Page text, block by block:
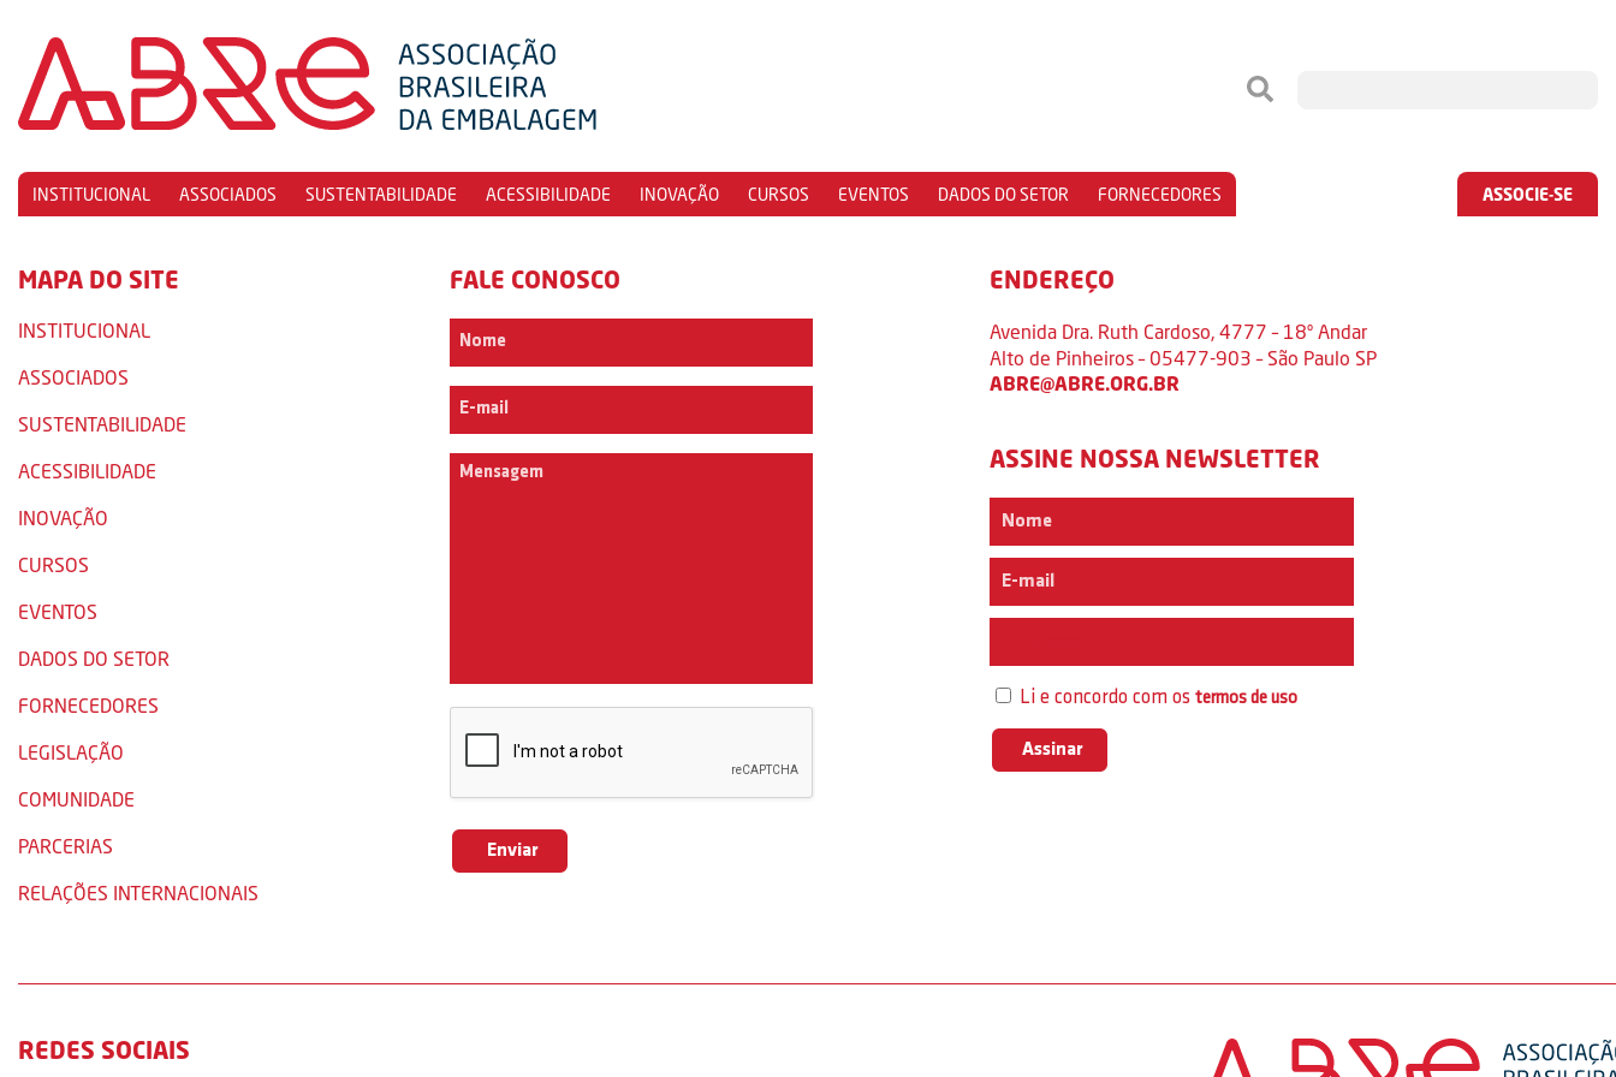
INSTITUCIONAL ASSOCIADOS SUSTENTABILIDADE ACESSIBILIDADE INOVAÇÃO CURSOS EVENTOS DADOS DO SETOR FORNECEDORES ASSOCIE-SE
MAPA DO SITE
INSTITUCIONAL
ASSOCIADOS
SUSTENTABILIDADE
ACESSIBILIDADE
INOVAÇÃO
CURSOS
EVENTOS
DADOS DO SETOR
FORNECEDORES
LEGISLAÇÃO
COMUNIDADE
PARCERIAS
RELAÇÕES INTERNACIONAIS
FALE CONOSCO ENDEREÇO
Avenida Dra. Ruth Cardoso, 4777 – 18º Andar
Alto de Pinheiros – 05477-903 – São Paulo SP
ABRE@ABRE.ORG.BR
ASSINE NOSSA NEWSLETTER
Li e concordo com ostermos de uso
REDES SOCIAIS